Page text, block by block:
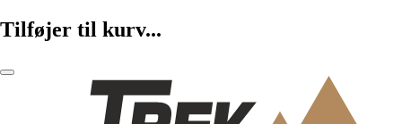
Tilføjer til kurv...